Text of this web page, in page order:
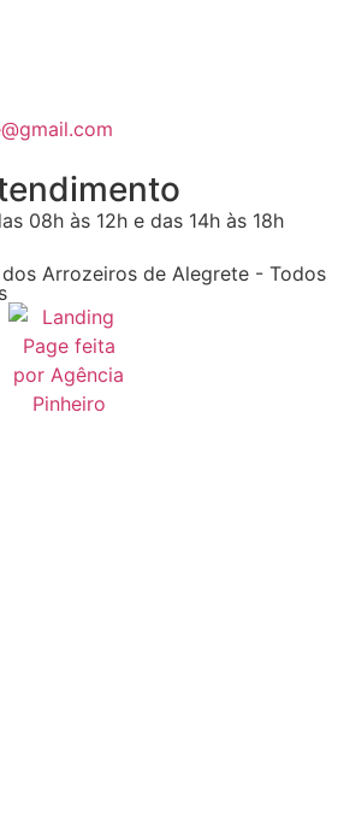
08h às 12h e das 14h às 18h
Arrozeiros de Alegrete - Todos